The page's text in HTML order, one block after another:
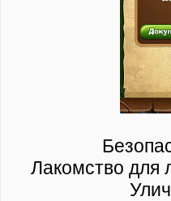
Лакомство для